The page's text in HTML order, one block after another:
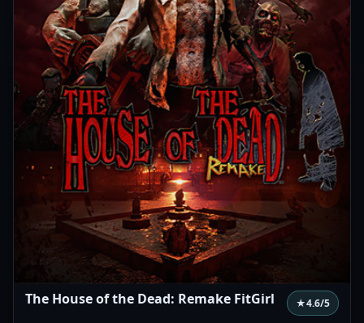
The House of the Dead: Remake FitGirl ★4.6/5